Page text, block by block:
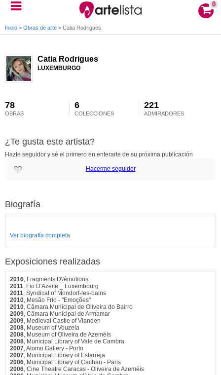
0
Inicio > Obras de arte > Catia Rodrigues
Catia Rodrigues
LUXEMBURGO
78
OBRAS
6
COLECCIONES
221
ADMIRADORES
¿Te gusta este artista?
Hazte seguidor y sé el primero en enterarte de su próxima publicación
Hacerme seguidor
Biografía
Ver biografía completa
Exposiciones realizadas
2016, Fragments D\'émotions
2011, Fio D'Azeite _ Luxembourg
2011, Syndicat of Mondorf-les-bains
2010, Mesão Frio - "Emoções"
2010, Câmara Municipal de Oliveira do Bairro
2009, Câmara Municipal de Armamar
2009, Medieval Castle of Vianden
2008, Museum of Vouzela
2008, Museum of Oliveira de Azeméis
2008, Municipal Library of Vale de Cambra
2007, Atomo Gallery - Porto
2007, Municipal Library of Estarreja
2006, Municipal Library of Cachan - Paris
2006, Cine Theatre Caracas - Oliveira de Azeméis